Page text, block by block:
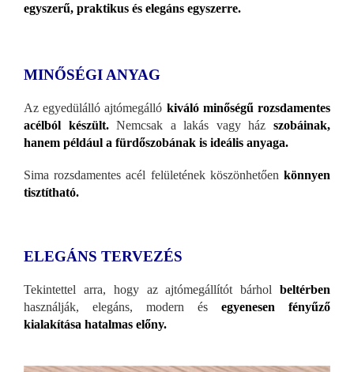
egyszerű, praktikus és elegáns egyszerre.
MINŐSÉGI ANYAG
Az egyedülálló ajtómegálló kiváló minőségű rozsdamentes
acélból készült.Nemcsak a lakás vagy házszobáinak,
hanem például a fürdőszobának is ideális anyaga.
Sima rozsdamentes acél felületének köszönhetően könnyen
tisztítható.
ELEGÁNS TERVEZÉS
Tekintettel arra, hogy az ajtómegállítót bárhol beltérben
használják, elegáns, modern és egyenesen fényűző
kialakítása hatalmas előny.